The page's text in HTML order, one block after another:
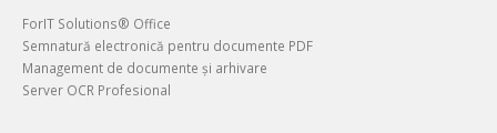
ForIT Solutions® Office
Semnatură electronică pentru documente PDF
Management de documente și arhivare
Server OCR Profesional